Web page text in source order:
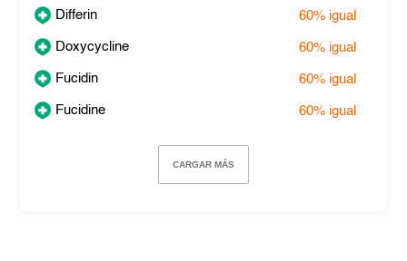
Differin 60% igual
Doxycycline 60% igual
Fucidin 60% igual
Fucidine 60% igual
CARGAR MÁS